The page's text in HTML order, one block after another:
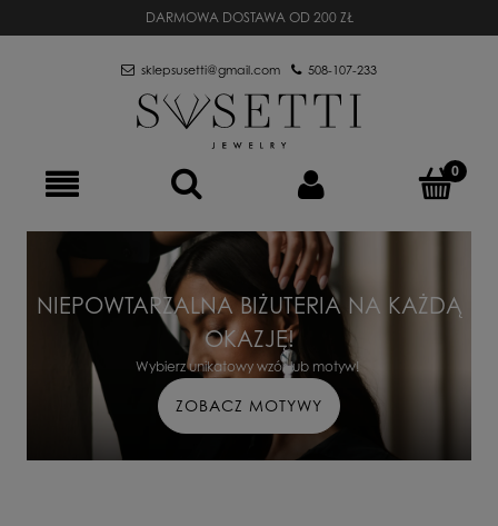
DARMOWA DOSTAWA OD 200 ZŁ
sklepsusetti@gmail.com 508-107-233
NIEPOWTARZALNA BIŻUTERIA NA KAŻDĄ
OKAZJĘ!
Wybierz unikatowy wzór lub motyw!
ZOBACZ MOTYWY